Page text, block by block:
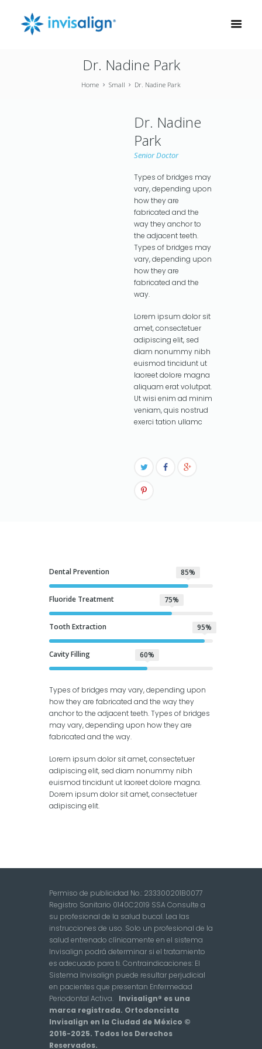
Dr. Nadine Park
Home Small Dr. Nadine Park
Dr. Nadine
Park
Senior Doctor
Types of bridges may
vary, depending upon
how they are
fabricated and the
way they anchor to
the adjacent teeth.
Types of bridges may
vary, depending upon
how they are
fabricated and the
way.
Lorem ipsum dolor sit
amet, consectetuer
adipiscing elit, sed
diam nonummy nibh
euismod tincidunt ut
laoreet dolore magna
aliquam erat volutpat.
Ut wisi enim ad minim
veniam, quis nostrud
exerci tation ullamc
Dental Prevention 85%
Fluoride Treatment 75%
Tooth Extraction 95%
Cavity Filling 60%
Types of bridges may vary, depending upon
how they are fabricated and the way they
anchor to the adjacent teeth. Types of bridges
may vary, depending upon how they are
fabricated and the way.
Lorem ipsum dolor sit amet, consectetuer
adipiscing elit, sed diam nonummy nibh
euismod tincidunt ut laoreet dolore magna.
Dorem ipsum dolor sit amet, consectetuer
adipiscing elit.
Permiso de publicidad No.: 233300201B0077
Registro Sanitario 0140C2019 SSA Consulte a
su profesional de la salud bucal. Lea las
instrucciones de uso. Solo un profesional de la
salud entrenado clínicamente en el sistema
Invisalign podrá determinar si el tratamiento
es adecuado para ti. Contraindicaciones: El
Sistema Invisalign puede resultar perjudicial
en pacientes que presentan Enfermedad
Periodontal Activa. Invisalign® es una
marca registrada. Ortodoncista
Invisalign en la Ciudad de México ©
2016-2025. Todos los Derechos
Reservados.